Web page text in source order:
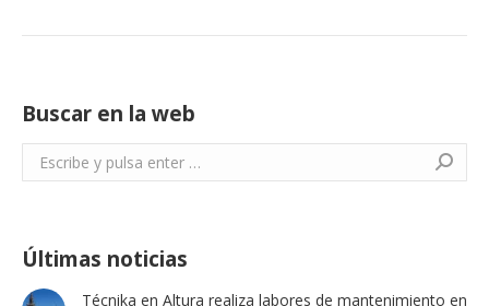
Buscar en la web
Buscar:
Últimas noticias
Técnika en Altura realiza labores de mantenimiento en